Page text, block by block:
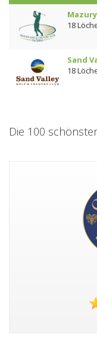
18
Sand
18
Die 100